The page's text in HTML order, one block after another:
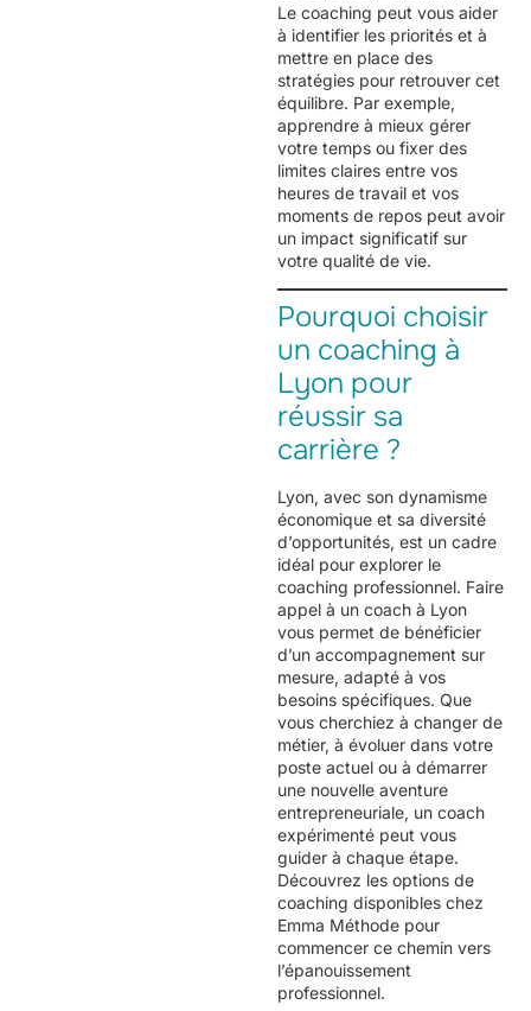
Le coaching peut vous aider
à identifier les priorités et à
mettre en place des
stratégies pour retrouver cet
équilibre. Par exemple,
apprendre à mieux gérer
votre temps ou fixer des
limites claires entre vos
heures de travail et vos
moments de repos peut avoir
un impact significatif sur
votre qualité de vie.
Pourquoi choisir
un coaching à
Lyon pour
réussir sa
carrière ?
Lyon, avec son dynamisme
économique et sa diversité
d’opportunités, est un cadre
idéal pour explorer le
coaching professionnel. Faire
appel à un coach à Lyon
vous permet de bénéficier
d’un accompagnement sur
mesure, adapté à vos
besoins spécifiques. Que
vous cherchiez à changer de
métier, à évoluer dans votre
poste actuel ou à démarrer
une nouvelle aventure
entrepreneuriale, un coach
expérimenté peut vous
guider à chaque étape.
Découvrez les options de
coaching disponibles chez
Emma Méthode pour
commencer ce chemin vers
l’épanouissement
professionnel.